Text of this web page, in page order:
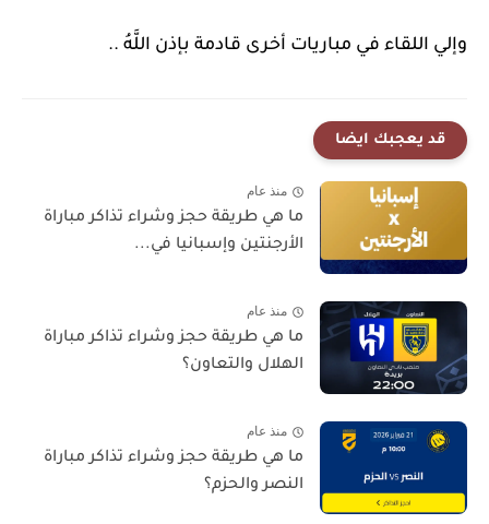
وإلي اللقاء في مباريات أخرى قادمة بإذن اللَّهُ ..
قد يعجبك ايضا
منذ عام
ما هي طريقة حجز وشراء تذاكر مباراة
الأرجنتين وإسبانيا في...
منذ عام
ما هي طريقة حجز وشراء تذاكر مباراة
الهلال والتعاون؟
منذ عام
ما هي طريقة حجز وشراء تذاكر مباراة
النصر والحزم؟